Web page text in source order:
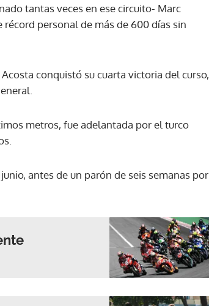
tantas veces en ese circuito- Marc
personal de más de 600 días sin
conquistó su cuarta victoria del curso,
metros, fue adelantada por el turco
antes de un parón de seis semanas por